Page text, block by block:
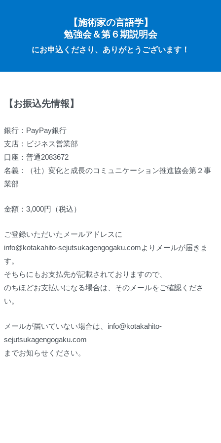
【施術家の言語学】
勉強会＆第６期説明会
にお申込くださり、ありがとうございます！
【お振込先情報】
銀行：PayPay銀行
支店：ビジネス営業部
口座：普通2083672
名義：（社）変化と成長のコミュニケーション推進協会第２事
業部
金額：3,000円（税込）
ご登録いただいたメールアドレスに
info@kotakahito-sejutsukagengogaku.comよりメールが届きま
す。
そちらにもお支払先が記載されておりますので、
のちほどお支払いになる場合は、そのメールをご確認くださ
い。
メールが届いていない場合は、info@kotakahito-
sejutsukagengogaku.com
までお知らせください。